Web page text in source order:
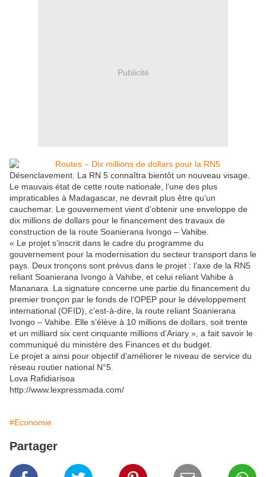
Publicité
Désenclavement. La RN 5 connaîtra bientôt un nouveau visage.
Le mauvais état de cette route nationale, l’une des plus
impraticables à Madagascar, ne devrait plus être qu’un
cauchemar. Le gouvernement vient d’obtenir une enveloppe de
dix millions de dollars pour le financement des travaux de
construction de la route Soanierana Ivongo – Vahibe.
« Le projet s’inscrit dans le cadre du programme du
gouvernement pour la modernisation du secteur transport dans le
pays. Deux tronçons sont prévus dans le projet : l’axe de la RN5
reliant Soanierana Ivongo à Vahibe, et celui reliant Vahibe à
Mananara. La signature concerne une partie du financement du
premier tronçon par le fonds de l’OPEP pour le développement
international (OFID), c’est-à-dire, la route reliant Soanierana
Ivongo – Vahibe. Elle s’élève à 10 millions de dollars, soit trente
et un milliard six cent cinquante millions d’Ariary », a fait savoir le
communiqué du ministère des Finances et du budget.
Le projet a ainsi pour objectif d’améliorer le niveau de service du
réseau routier national N°5.
Lova Rafidiarisoa
http://www.lexpressmada.com/
#Economie
Partager